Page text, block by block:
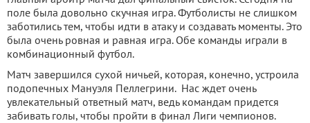
поле была довольно скучная игра. Футболисты не слишком
заботились тем, чтобы идти в атаку и создавать моменты. Это
была очень ровная и равная игра. Обе команды играли в
комбинационный футбол.
Матч завершился сухой ничьей, которая, конечно, устроила
подопечных Мануэля Пеллегрини. Нас ждет очень
увлекательный ответный матч, ведь командам придется
забивать голы, чтобы пройти в финал Лиги чемпионов.